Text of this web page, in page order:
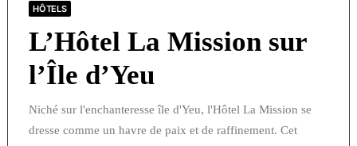
HÔTELS
L’Hôtel La Mission sur
l’Île d’Yeu
Niché sur l'enchanteresse île d'Yeu, l'Hôtel La Mission se
dresse comme un havre de paix et de raffinement. Cet